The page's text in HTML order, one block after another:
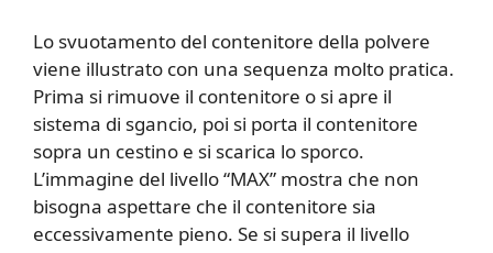
Lo svuotamento del contenitore della polvere
viene illustrato con una sequenza molto pratica.
Prima si rimuove il contenitore o si apre il
sistema di sgancio, poi si porta il contenitore
sopra un cestino e si scarica lo sporco.
L’immagine del livello “MAX” mostra che non
bisogna aspettare che il contenitore sia
eccessivamente pieno. Se si supera il livello